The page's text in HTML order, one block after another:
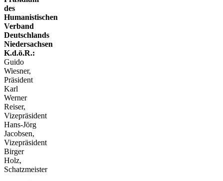
des
Humanistischen
Verband
Deutschlands
Niedersachsen
K.d.ö.R.:
Guido
Wiesner,
Präsident
Karl
Werner
Reiser,
Vizepräsident
Hans-Jörg
Jacobsen,
Vizepräsident
Birger
Holz,
Schatzmeister